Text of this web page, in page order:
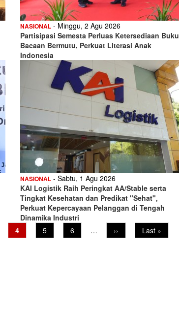
NASIONAL - Minggu, 2 Agu 2026
Partisipasi Semesta Perluas Ketersediaan Buku
Bacaan Bermutu, Perkuat Literasi Anak
Indonesia
NASIONAL - Sabtu, 1 Agu 2026
KAI Logistik Raih Peringkat AA/Stable serta
Tingkat Kesehatan dan Predikat "Sehat",
Perkuat Kepercayaan Pelanggan di Tengah
Dinamika Industri
Current
page
4 Page
5 Page
6 …
Next
page
››
Last
page
Last »